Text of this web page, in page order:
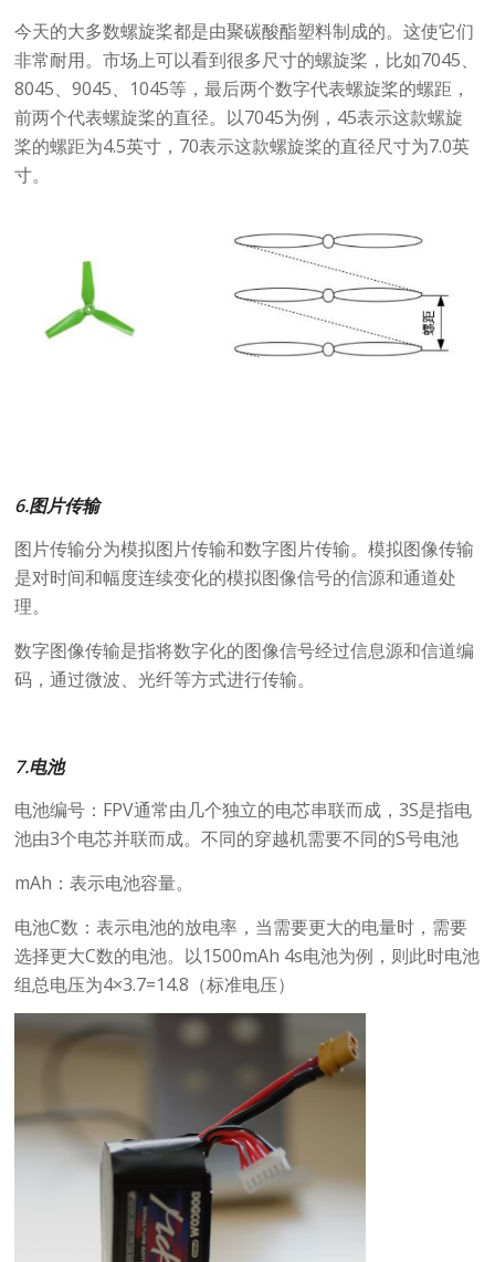
今天的大多数螺旋桨都是由聚碳酸酯塑料制成的。这使它们
非常耐用。市场上可以看到很多尺寸的螺旋桨，比如7045、
8045、9045、1045等，最后两个数字代表螺旋桨的螺距，
前两个代表螺旋桨的直径。以7045为例，45表示这款螺旋
桨的螺距为4.5英寸，70表示这款螺旋桨的直径尺寸为7.0英
寸。
6.图片传输
图片传输分为模拟图片传输和数字图片传输。模拟图像传输
是对时间和幅度连续变化的模拟图像信号的信源和通道处
理。
数字图像传输是指将数字化的图像信号经过信息源和信道编
码，通过微波、光纤等方式进行传输。
7.电池
电池编号：FPV通常由几个独立的电芯串联而成，3S是指电
池由3个电芯并联而成。不同的穿越机需要不同的S号电池
mAh：表示电池容量。
电池C数：表示电池的放电率，当需要更大的电量时，需要
选择更大C数的电池。以1500mAh 4s电池为例，则此时电池
组总电压为4×3.7=14.8（标准电压）